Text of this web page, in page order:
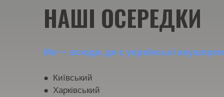
НАШІ ОСЕРЕДКИ
Ми — всюди, де є українські
● Київський
● Харківський